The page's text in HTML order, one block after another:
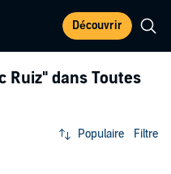
Découvrir
Ruiz" dans Toutes
Populaire Filtre